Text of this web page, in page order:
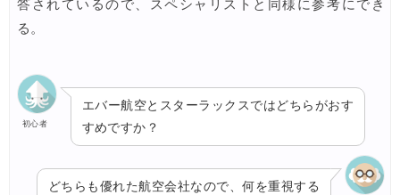
答されているので、スペシャリストと同様に参考にでき
る。
初心者
エバー航空とスターラックスではどちらがおす
すめですか？
どちらも優れた航空会社なので、何を重視する